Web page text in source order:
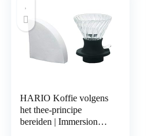
HARIO Koffie volgens
het thee-principe
bereiden | Immersion